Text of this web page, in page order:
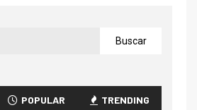
POPULAR TRENDING